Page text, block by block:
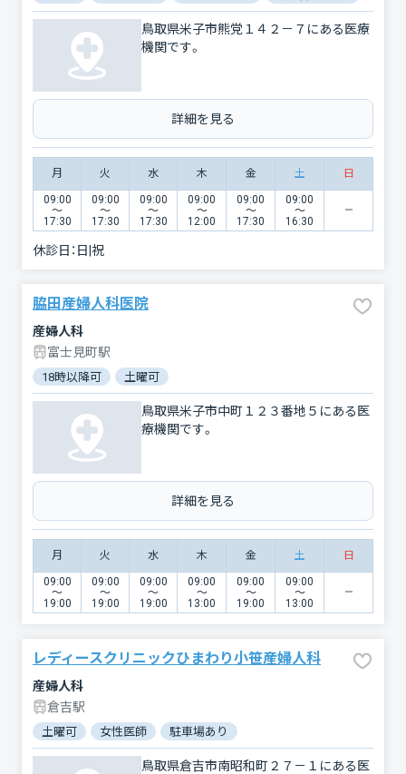
鳥取県米子市熊党１４２－７にある医療
機関です。
詳細を見る
月 火 水 木 金 土 日
09:00
〜
17:30
09:00
〜
17:30
09:00
〜
17:30
09:00
〜
12:00
09:00
〜
17:30
09:00
〜
16:30
休診日： 日|祝
脇田産婦人科医院
産婦人科
富士見町駅
18時以降可 土曜可
鳥取県米子市中町１２３番地５にある医
療機関です。
詳細を見る
月 火 水 木 金 土 日
09:00
〜
19:00
09:00
〜
19:00
09:00
〜
19:00
09:00
〜
13:00
09:00
〜
19:00
09:00
〜
13:00
レディースクリニックひまわり小笹産婦人科
産婦人科
倉吉駅
土曜可 女性医師 駐車場あり
鳥取県倉吉市南昭和町２７－１にある医